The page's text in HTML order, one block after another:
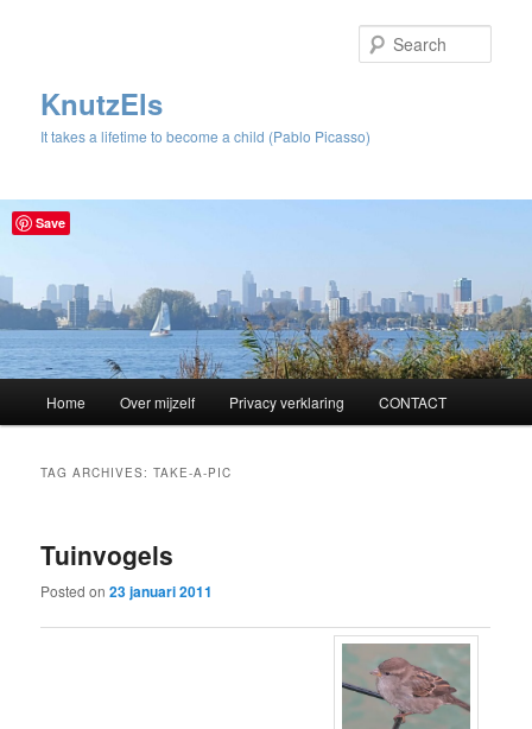
KnutzEls
It takes a lifetime to become a child (Pablo Picasso)
Skip
content
Skip
content
Home Over mijzelf Privacy verklaring CONTACT
TAG ARCHIVES:TAKE-A-PIC
Tuinvogels
Posted on23 januari 2011
Save